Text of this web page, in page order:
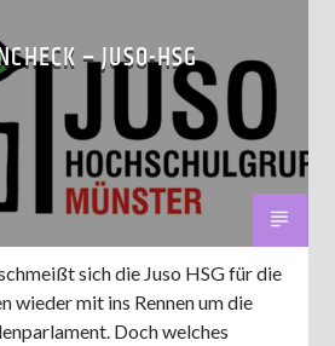
– JUSO-HSG
sich die Juso HSG für die
wieder mit ins Rennen um die
Doch welches